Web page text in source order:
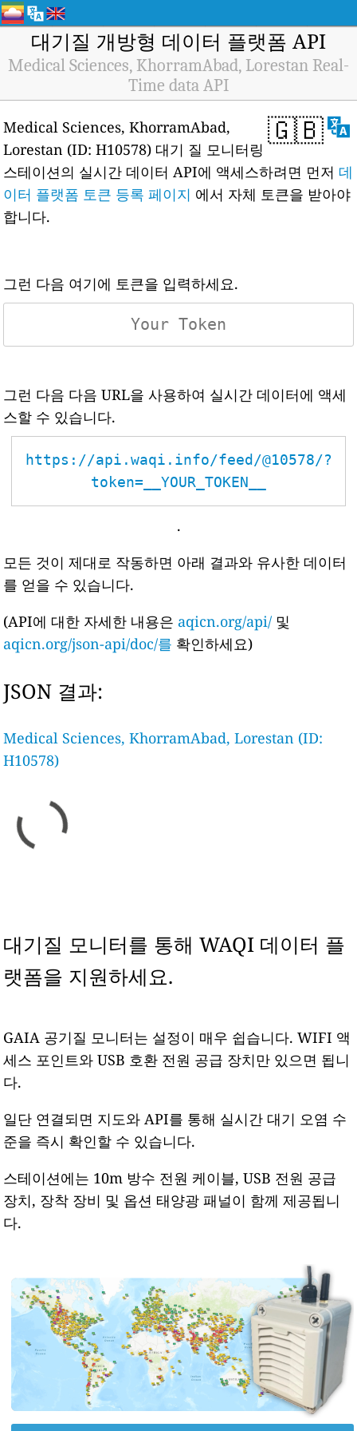
대기질 개방형 데이터 플랫폼 API
Medical Sciences, KhorramAbad, Lorestan Real-
Time data API
🇬🇧
Medical Sciences, KhorramAbad,
Lorestan (ID: H10578) 대기 질 모니터링
스테이션의 실시간 데이터 API에 액세스하려면 먼저 데
이터 플랫폼 토큰 등록 페이지 에서 자체 토큰을 받아야
합니다.
그런 다음 여기에 토큰을 입력하세요.
그런 다음 다음 URL을 사용하여 실시간 데이터에 액세
스할 수 있습니다.
https://api.waqi.info/feed/@10578/?
token=__YOUR_TOKEN__
.
모든 것이 제대로 작동하면 아래 결과와 유사한 데이터
를 얻을 수 있습니다.
(API에 대한 자세한 내용은 aqicn.org/api/ 및
aqicn.org/json-api/doc/를 확인하세요)
JSON 결과:
Medical Sciences, KhorramAbad, Lorestan (ID:
H10578)
대기질 모니터를 통해 WAQI 데이터 플
랫폼을 지원하세요.
GAIA 공기질 모니터는 설정이 매우 쉽습니다. WIFI 액
세스 포인트와 USB 호환 전원 공급 장치만 있으면 됩니
다.
일단 연결되면 지도와 API를 통해 실시간 대기 오염 수
준을 즉시 확인할 수 있습니다.
스테이션에는 10m 방수 전원 케이블, USB 전원 공급
장치, 장착 장비 및 옵션 태양광 패널이 함께 제공됩니
다.